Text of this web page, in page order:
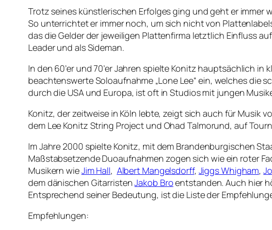
Trotz seines künstlerischen Erfolges ging und geht er immer
So unterrichtet er immer noch, um sich nicht von
das die Gelder der jeweiligen Plattenfirma letztlich Einfluss
Leader und als Sideman.
In den 60’er und 70’er Jahren spielte Konitz hauptsächlich
beachtenswerte Soloaufnahme „Lone Lee“ ein, welches
durch die USA und Europa, ist oft in Studios mit jungen
Konitz, der zeitweise in Köln lebte, zeigt sich auch für Musik
dem Lee Konitz String Project und Ohad Talmorund, auf
Im Jahre 2000 spielte Konitz, mit dem Brandenburgischen
Maßstabsetzende Duoaufnahmen zogen sich wie ein roter
Musikern wieJim Hall, Albert Mangelsdorff, Jiggs Whigham,
dem dänischen GitarristenJakob Broentstanden. Auch hier
Entsprechend seiner Bedeutung, ist die Liste der
Empfehlungen: